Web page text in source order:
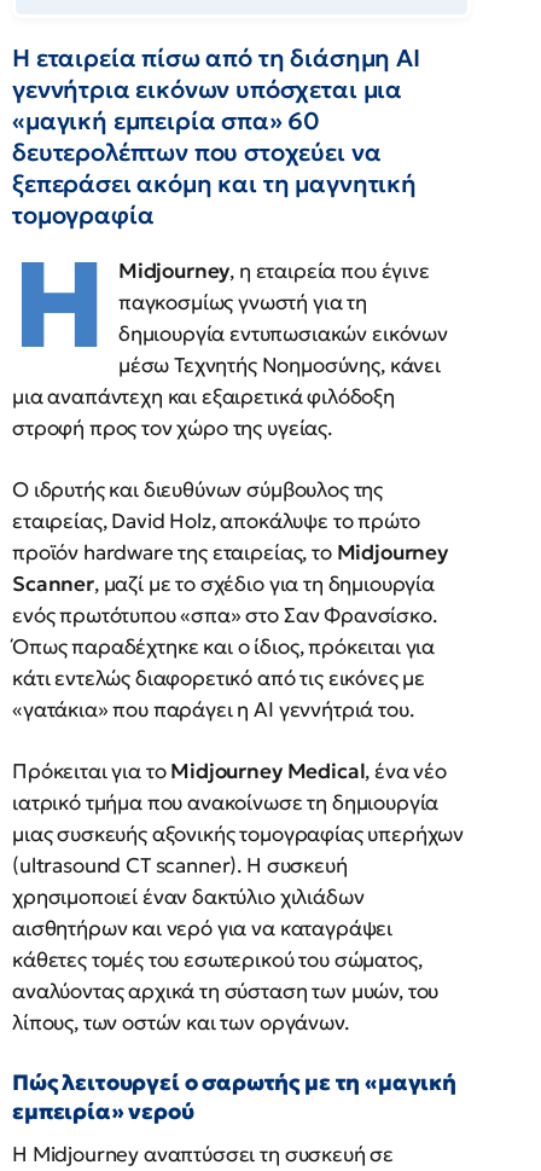
Η εταιρεία πίσω από τη διάσημη AI
γεννήτρια εικόνων υπόσχεται μια
«μαγική εμπειρία σπα» 60
δευτερολέπτων που στοχεύει να
ξεπεράσει ακόμη και τη μαγνητική
τομογραφία
Η Midjourney, η εταιρεία που έγινε
παγκοσμίως γνωστή για τη
δημιουργία εντυπωσιακών εικόνων
μέσω Τεχνητής Νοημοσύνης, κάνει
μια αναπάντεχη και εξαιρετικά φιλόδοξη
στροφή προς τον χώρο της υγείας.
Ο ιδρυτής και διευθύνων σύμβουλος της
εταιρείας, David Holz, αποκάλυψε το πρώτο
προϊόν hardware της εταιρείας, το Midjourney
Scanner, μαζί με το σχέδιο για τη δημιουργία
ενός πρωτότυπου «σπα» στο Σαν Φρανσίσκο.
Όπως παραδέχτηκε και ο ίδιος, πρόκειται για
κάτι εντελώς διαφορετικό από τις εικόνες με
«γατάκια» που παράγει η AI γεννήτριά του.
Πρόκειται για τοMidjourney Medical, ένα νέο
ιατρικό τμήμα που ανακοίνωσε τη δημιουργία
μιας συσκευής αξονικής τομογραφίας υπερήχων
(ultrasound CT scanner). Η συσκευή
χρησιμοποιεί έναν δακτύλιο χιλιάδων
αισθητήρων και νερό για να καταγράψει
κάθετες τομές του εσωτερικού του σώματος,
αναλύοντας αρχικά τη σύσταση των μυών, του
λίπους, των οστών και των οργάνων.
Πώς λειτουργεί ο σαρωτής με τη «μαγική
εμπειρία» νερού
Η Midjourney αναπτύσσει τη συσκευή σε